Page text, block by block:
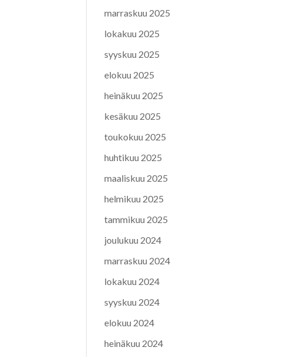
marraskuu 2025
lokakuu 2025
syyskuu 2025
elokuu 2025
heinäkuu 2025
kesäkuu 2025
toukokuu 2025
huhtikuu 2025
maaliskuu 2025
helmikuu 2025
tammikuu 2025
joulukuu 2024
marraskuu 2024
lokakuu 2024
syyskuu 2024
elokuu 2024
heinäkuu 2024